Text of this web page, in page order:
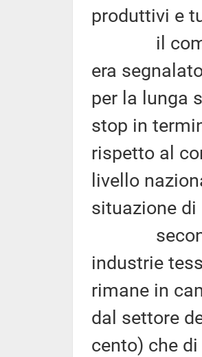
produttivi e
il
era
per la lunga
stop in
rispetto al
livello
situazione
secondo
industrie
rimane in
dal settore
cento) che